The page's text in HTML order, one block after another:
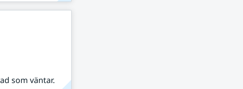
som väntar.